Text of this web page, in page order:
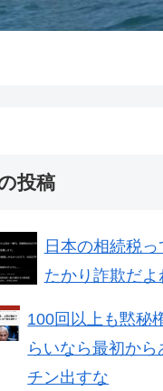
投稿
日本の相続税
たかり詐欺だよ
100回以上も黙秘
らいなら最初から
チン出すな